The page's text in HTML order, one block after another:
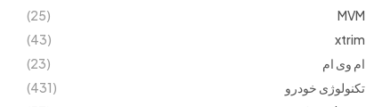
MVM
(25)
xtrim
(43)
ام وی ام
(23)
تکنولوژی خودرو
(431)